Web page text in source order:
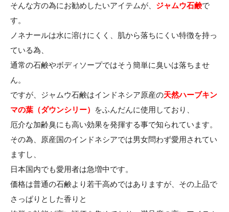
そんな方の為にお勧めしたいアイテムが、 ジャムウ石鹸で
す。
ノネナールは水に溶けにくく、肌から落ちにくい特徴を持っ
ている為、
通常の石鹸やボディソープではそう簡単に臭いは落ちませ
ん。
ですが、ジャムウ石鹸はインドネシア原産の天然ハーブキン
マの葉（ダウンシリー）
をふんだんに使用しており、
厄介な加齢臭にも高い効果を発揮する事で知られています。
その為、原産国のインドネシアでは男女問わず愛用されてい
ますし、
日本国内でも愛用者は急増中です。
価格は普通の石鹸より若干高めではありますが、その上品で
さっぱりとした香りと